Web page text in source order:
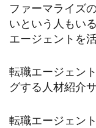
ファーマライズ
いという人もい
エージェントを
転職エージェン
グする人材紹介
転職エージェン